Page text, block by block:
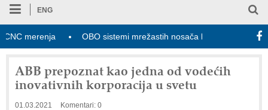
ENG
merenja OBO sistemi mrežastih nosača kablova Novi
ABB prepoznat kao jedna od vodećih
inovativnih korporacija u svetu
01.03.2021 Komentari: 0